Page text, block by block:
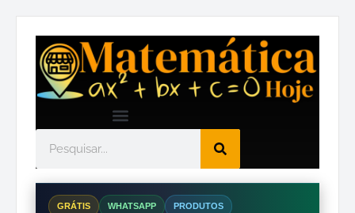
GRÁTIS WHATSAPP PRODUTOS